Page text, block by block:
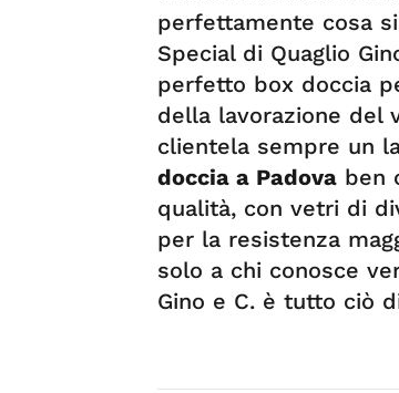
perfettamente cosa
Special di Quaglio
perfetto box doccia
della lavorazione del
clientela sempre un
doccia a Padova ben
qualità, con vetri di
per la resistenza
solo a chi conosce
Gino e C. è tutto ciò